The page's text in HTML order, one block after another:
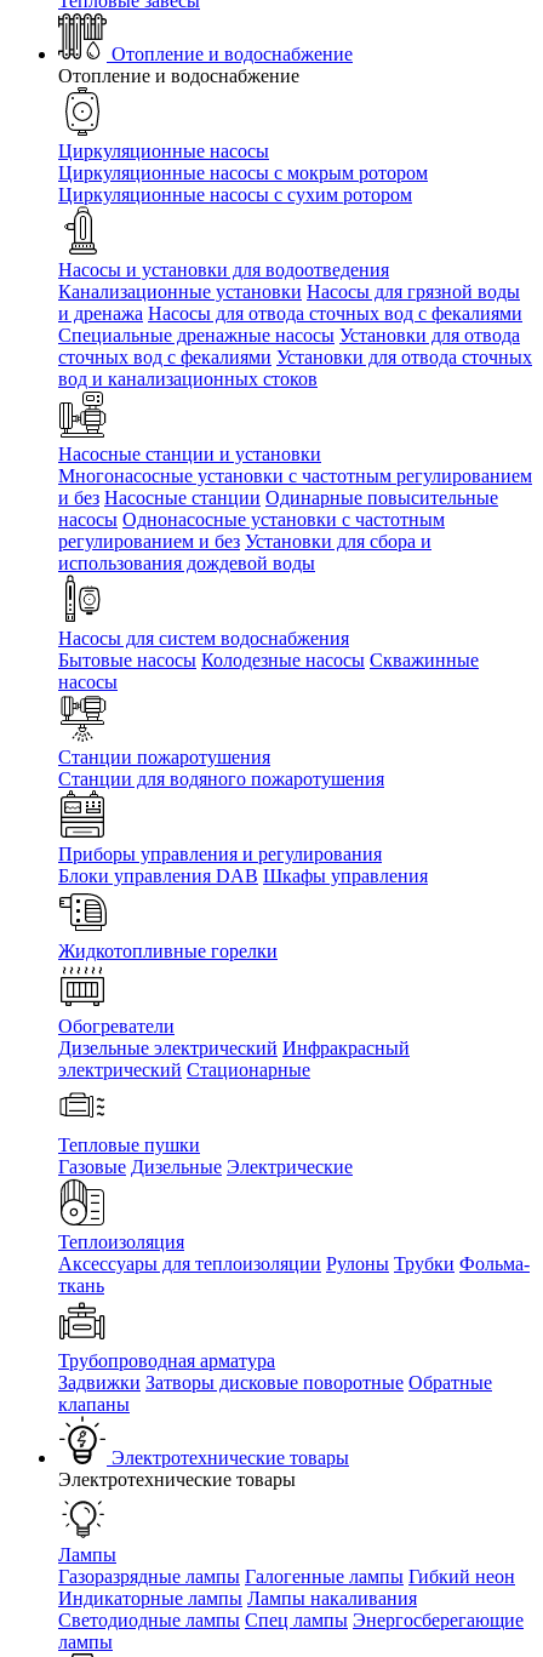
Отопление и водоснабжение
Отопление и водоснабжение
Циркуляционные насосы
Циркуляционные насосы с мокрым ротором
Циркуляционные насосы с сухим ротором
Насосы и установки для водоотведения
Канализационные установки Насосы для грязной воды
и дренажа Насосы для отвода сточных вод c фекалиями
Специальные дренажные насосы Установки для отвода
сточных вод c фекалиями Установки для отвода сточных
вод и канализационных стоков
Насосные станции и установки
Многонасосные установки с частотным регулированием
и без Насосные станции Одинарные повысительные
насосы Однонасосные установки с частотным
регулированием и без Установки для сбора и
использования дождевой воды
Насосы для систем водоснабжения
Бытовые насосы Колодезные насосы Скважинные
насосы
Станции пожаротушения
Станции для водяного пожаротушения
Приборы управления и регулирования
Блоки управления DAB Шкафы управления
Жидкотопливные горелки
Обогреватели
Дизельные электрический Инфракрасный
электрический Стационарные
Тепловые пушки
Газовые Дизельные Электрические
Теплоизоляция
Аксессуары для теплоизоляции Рулоны Трубки Фольма-
ткань
Трубопроводная арматура
Задвижки Затворы дисковые поворотные Обратные
клапаны
Электротехнические товары
Электротехнические товары
Лампы
Газоразрядные лампы Галогенные лампы Гибкий неон
Индикаторные лампы Лампы накаливания
Светодиодные лампы Спец лампы Энергосберегающие
лампы